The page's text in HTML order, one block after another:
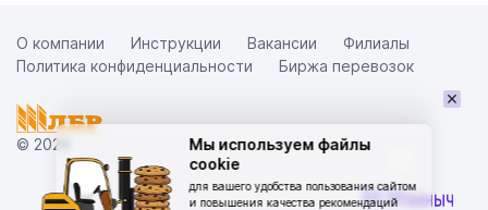
Мы используем файлы
cookie
для вашего удобства пользования сайтом
и повышения качества рекомендаций
© 2026
О компании Инструкции Вакансии
Филиалы
Политика конфиденциальности
Биржа перевозок
×